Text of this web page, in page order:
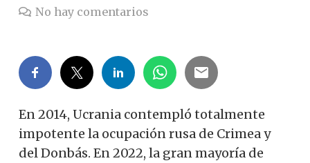
No hay comentarios
En 2014, Ucrania contempló totalmente
impotente la ocupación rusa de Crimea y
del Donbás. En 2022, la gran mayoría de